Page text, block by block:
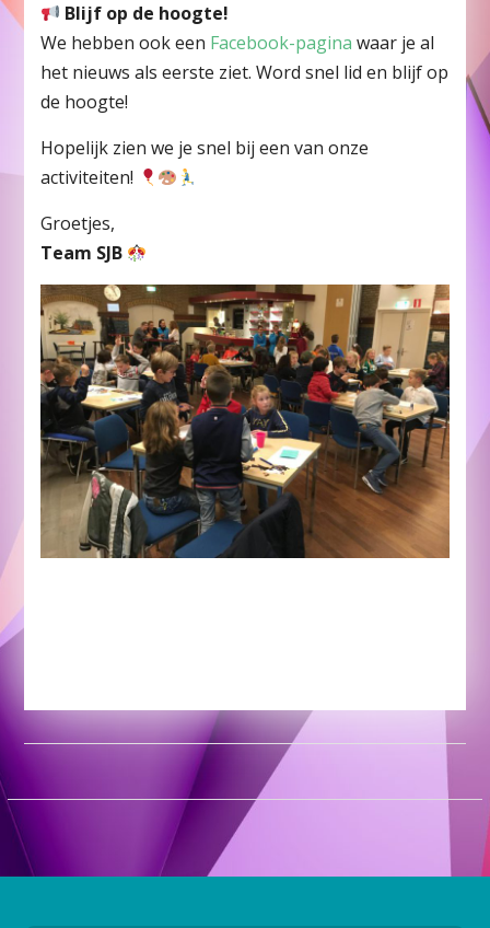
Blijf op de hoogte!
We hebben ook een Facebook-pagina waar je al
het nieuws als eerste ziet. Word snel lid en blijf op
de hoogte!
Hopelijk zien we je snel bij een van onze
activiteiten!
Groetjes,
Team SJB